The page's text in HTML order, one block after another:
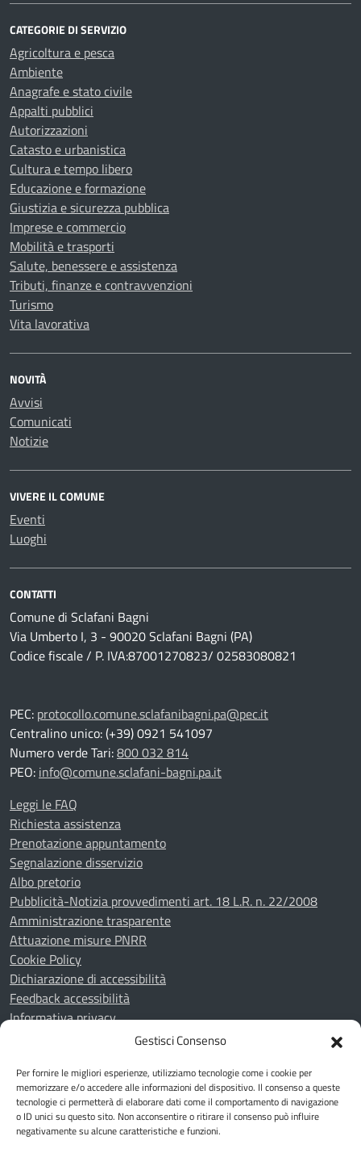
Gestisci Consenso
Per fornire le migliori esperienze, utilizziamo tecnologie come i cookie per
memorizzare e/o accedere alle informazioni del dispositivo. Il consenso a queste
tecnologie ci permetterà di elaborare dati come il comportamento di navigazione
o ID unici su questo sito. Non acconsentire o ritirare il consenso può influire
negativamente su alcune caratteristiche e funzioni.
CATEGORIE DI SERVIZIO
Agricoltura e pesca
Ambiente
Anagrafe e stato civile
Appalti pubblici
Autorizzazioni
Catasto e urbanistica
Cultura e tempo libero
Educazione e formazione
Giustizia e sicurezza pubblica
Imprese e commercio
Mobilità e trasporti
Salute, benessere e assistenza
Tributi, finanze e contravvenzioni
Turismo
Vita lavorativa
NOVITÀ
Avvisi
Comunicati
Notizie
VIVERE IL COMUNE
Eventi
Luoghi
CONTATTI
Comune di Sclafani Bagni
Via Umberto I, 3 - 90020 Sclafani Bagni (PA)
Codice fiscale / P. IVA:87001270823/ 02583080821
PEC: protocollo.comune.sclafanibagni.pa@pec.it
Centralino unico: (+39) 0921 541097
Numero verde Tari:800 032 814
PEO: info@comune.sclafani-bagni.pa.it
Leggi le FAQ
Richiesta assistenza
Prenotazione appuntamento
Segnalazione disservizio
Albo pretorio
Pubblicità-Notizia provvedimenti art. 18 L.R. n. 22/2008
Amministrazione trasparente
Attuazione misure PNRR
Cookie Policy
Dichiarazione di accessibilità
Feedback accessibilità
Informativa privacy
Whistleblowing
SEGUICI SU